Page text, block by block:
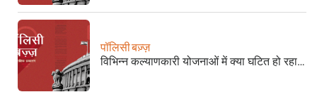
पॉलिसी बज़्ज़
विभिन्न कल्याणकारी योजनाओं में क्या घटित हो रहा…